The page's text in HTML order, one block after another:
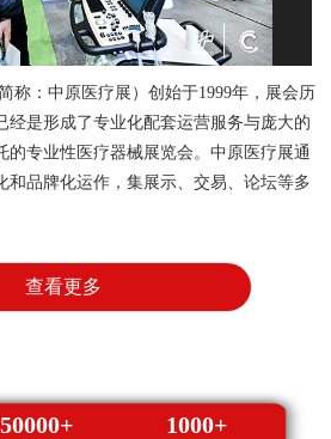
称：中原医疗展）创始于1999年，展会历
经是形成了专业化配套运营服务与庞大的
的专业性医疗器械展览会。中原医疗展通
和品牌化运作，集展示、交易、论坛等多
查看更多
50000+ 1000+